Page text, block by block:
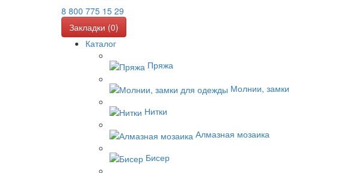
8 800 775 15 29
Закладки (0)
Каталог
Пряжа
Молнии, замки
Нитки
Алмазная мозаика
Бисер